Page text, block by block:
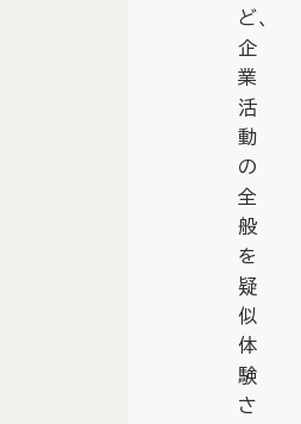
ど、
企
業
活
動
の
全
般
を
疑
似
体
験
さ